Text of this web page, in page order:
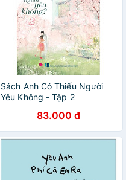
Sách Anh Có Thiếu Người
Yêu Không - Tập 2
83.000 đ